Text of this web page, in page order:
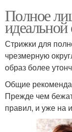
Полное
Стрижки для
чрезмерную
образ более
Общие
Прежде чем
правил, и уже на